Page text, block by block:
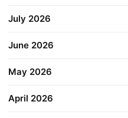
July 2026
June 2026
May 2026
April 2026